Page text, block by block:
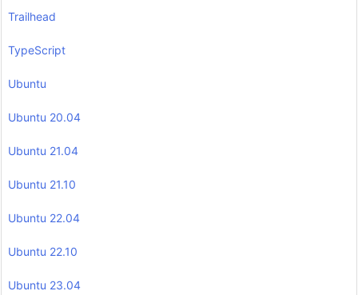
Trailhead
TypeScript
Ubuntu
Ubuntu 20.04
Ubuntu 21.04
Ubuntu 21.10
Ubuntu 22.04
Ubuntu 22.10
Ubuntu 23.04